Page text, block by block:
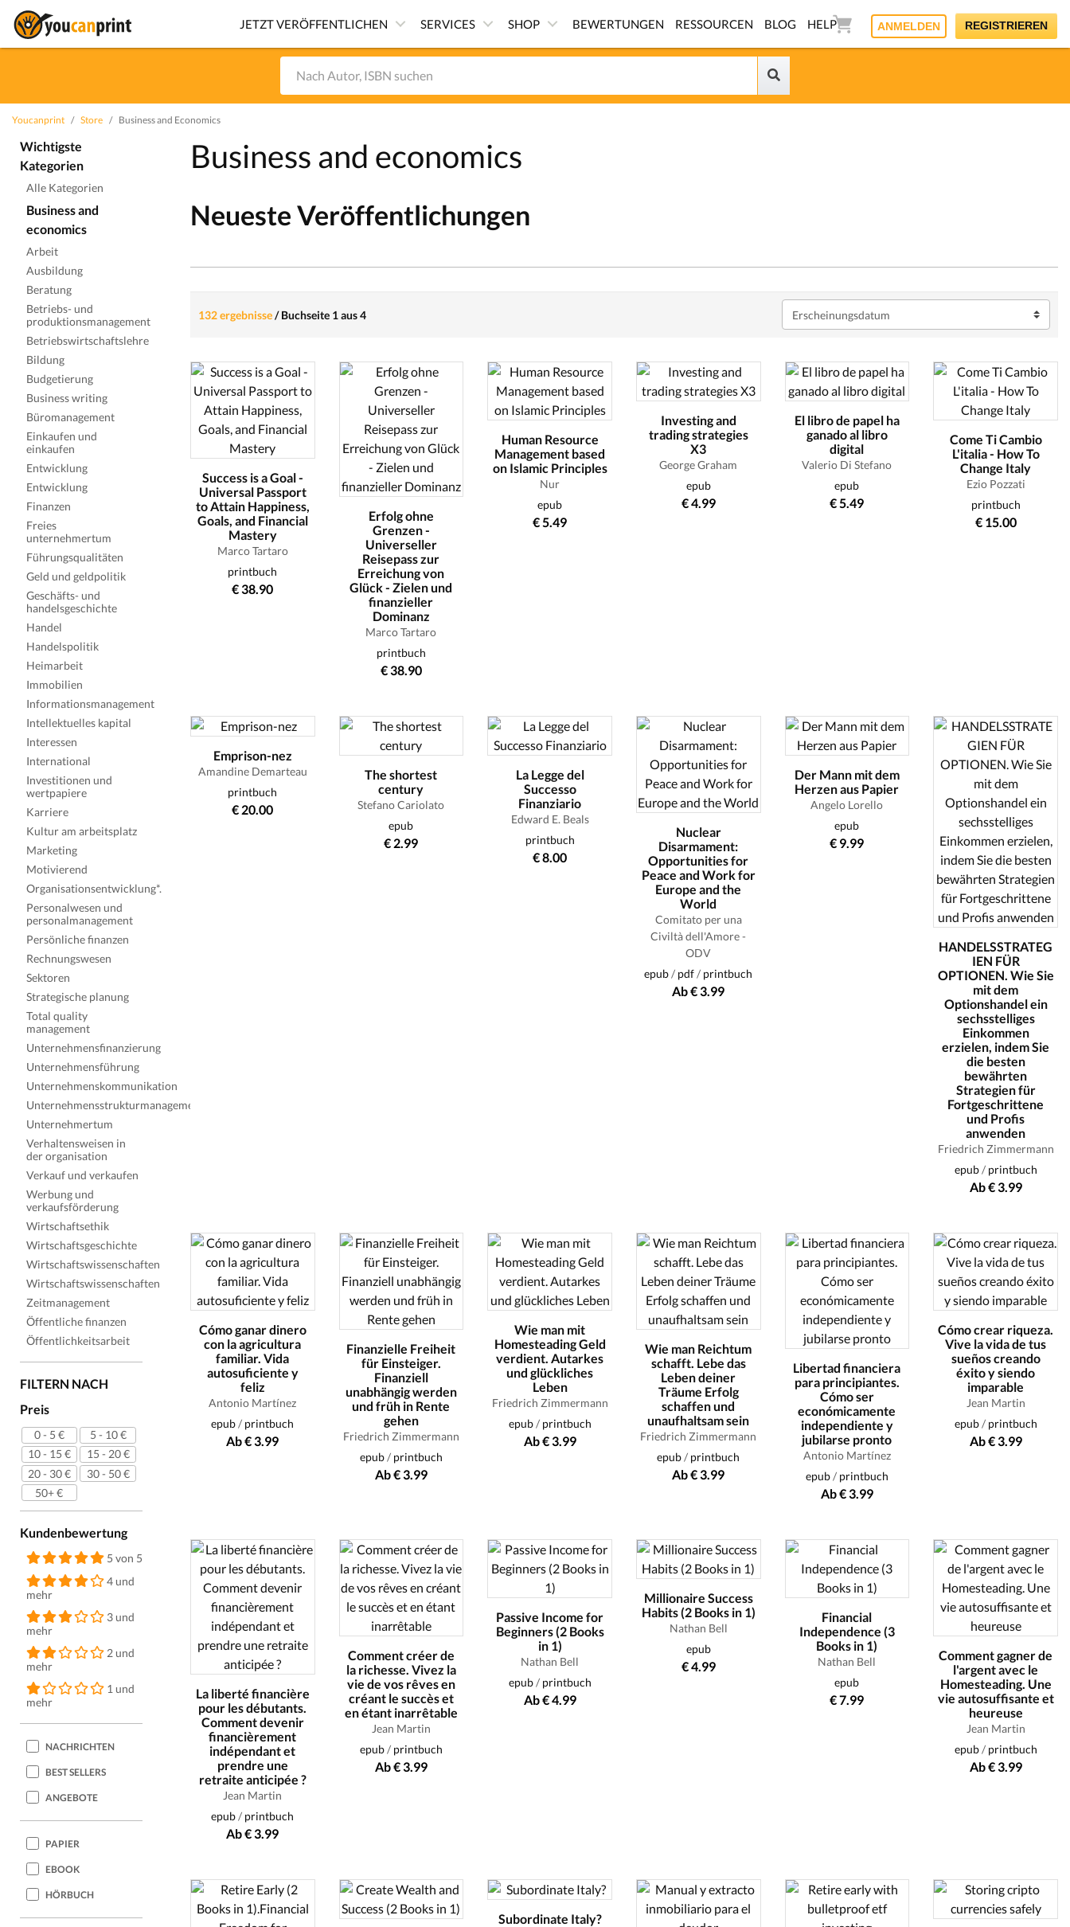
JETZT VERÖFFENTLICHEN SERVICES SHOP BEWERTUNGEN RESSOURCEN BLOG HELP ANMELDEN REGISTRIEREN
Youcanprint Store Business and Economics
Wichtigste
Kategorien
Alle Kategorien
Business and
economics
Arbeit
Ausbildung
Beratung
Betriebs- und
produktionsmanagement
Betriebswirtschaftslehre
Bildung
Budgetierung
Business writing
Büromanagement
Einkaufen und
einkaufen
Entwicklung
Entwicklung
Finanzen
Freies
unternehmertum
Führungsqualitäten
Geld und geldpolitik
Geschäfts- und
handelsgeschichte
Handel
Handelspolitik
Heimarbeit
Immobilien
Informationsmanagement
Intellektuelles kapital
Interessen
International
Investitionen und
wertpapiere
Karriere
Kultur am arbeitsplatz
Marketing
Motivierend
Organisationsentwicklung*.
Personalwesen und
personalmanagement
Persönliche finanzen
Rechnungswesen
Sektoren
Strategische planung
Total quality
management
Unternehmensfinanzierung
Unternehmensführung
Unternehmenskommunikation
Unternehmensstrukturmanagement
Unternehmertum
Verhaltensweisen in
der organisation
Verkauf und verkaufen
Werbung und
verkaufsförderung
Wirtschaftsethik
Wirtschaftsgeschichte
Wirtschaftswissenschaften
Wirtschaftswissenschaften
Zeitmanagement
Öffentliche finanzen
Öffentlichkeitsarbeit
FILTERN NACH
Preis
0 - 5 €
5 - 10 €
10 - 15 €
15 - 20 €
20 - 30 €
30 - 50 €
50+ €
Kundenbewertung
5 von 5
4 und
mehr
3 und
mehr
2 und
mehr
1 und
mehr
NACHRICHTEN
BEST SELLERS
ANGEBOTE
PAPIER
EBOOK
HÖRBUCH
Business and economics
Neueste Veröffentlichungen
132 ergebnisse/Buchseite 1 aus 4
Success is a Goal -
Universal Passport
to Attain Happiness,
Goals, and Financial
Mastery
Marco Tartaro
printbuch
€ 38.90
Erfolg ohne
Grenzen -
Universeller
Reisepass zur
Erreichung von
Glück - Zielen und
finanzieller
Dominanz
Marco Tartaro
printbuch
€ 38.90
Human Resource
Management based
on Islamic Principles
Nur
epub
€ 5.49
Investing and
trading strategies
X3
George Graham
epub
€ 4.99
El libro de papel ha
ganado al libro
digital
Valerio Di Stefano
epub
€ 5.49
Come Ti Cambio
L'italia - How To
Change Italy
Ezio Pozzati
printbuch
€ 15.00
Emprison-nez
Amandine Demarteau
printbuch
€ 20.00
The shortest
century
Stefano Cariolato
epub
€ 2.99
La Legge del
Successo
Finanziario
Edward E. Beals
printbuch
€ 8.00
Nuclear
Disarmament:
Opportunities for
Peace and Work for
Europe and the
World
Comitato per una
Civiltà dell'Amore -
ODV
epub/ pdf/ printbuch
Ab € 3.99
Der Mann mit dem
Herzen aus Papier
Angelo Lorello
epub
€ 9.99
HANDELSSTRATEG
IEN FÜR
OPTIONEN. Wie Sie
mit dem
Optionshandel ein
sechsstelliges
Einkommen
erzielen, indem Sie
die besten
bewährten
Strategien für
Fortgeschrittene
und Profis
anwenden
Friedrich Zimmermann
epub/ printbuch
Ab € 3.99
Cómo ganar dinero
con la agricultura
familiar. Vida
autosuficiente y
feliz
Antonio Martínez
epub/ printbuch
Ab € 3.99
Finanzielle Freiheit
für Einsteiger.
Finanziell
unabhängig werden
und früh in Rente
gehen
Friedrich Zimmermann
epub/ printbuch
Ab € 3.99
Wie man mit
Homesteading Geld
verdient. Autarkes
und glückliches
Leben
Friedrich Zimmermann
epub/ printbuch
Ab € 3.99
Wie man Reichtum
schafft. Lebe das
Leben deiner
Träume Erfolg
schaffen und
unaufhaltsam sein
Friedrich Zimmermann
epub/ printbuch
Ab € 3.99
Libertad financiera
para principiantes.
Cómo ser
económicamente
independiente y
jubilarse pronto
Antonio Martínez
epub/ printbuch
Ab € 3.99
Cómo crear riqueza.
Vive la vida de tus
sueños creando
éxito y siendo
imparable
Jean Martin
epub/ printbuch
Ab € 3.99
La liberté financière
pour les débutants.
Comment devenir
financièrement
indépendant et
prendre une
retraite anticipée ?
Jean Martin
epub/ printbuch
Ab € 3.99
Comment créer de
la richesse. Vivez la
vie de vos rêves en
créant le succès et
en étant inarrêtable
Jean Martin
epub/ printbuch
Ab € 3.99
Passive Income for
Beginners (2 Books
in 1)
Nathan Bell
epub/ printbuch
Ab € 4.99
Millionaire Success
Habits (2 Books in 1)
Nathan Bell
epub
€ 4.99
Financial
Independence (3
Books in 1)
Nathan Bell
epub
€ 7.99
Comment gagner de
l'argent avec le
Homesteading. Une
vie autosuffisante et
heureuse
Jean Martin
epub/ printbuch
Ab € 3.99
Subordinate Italy?